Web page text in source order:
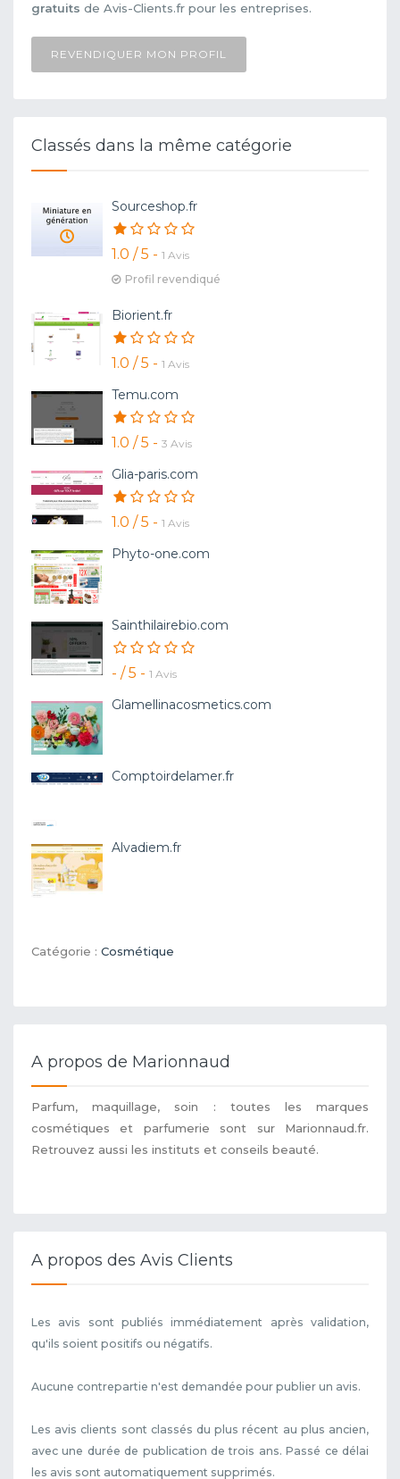
gratuits de Avis-Clients.fr pour les entreprises.
REVENDIQUER MON PROFIL
Classés dans la même catégorie
Sourceshop.fr
1.0 / 5 - 1 Avis
Profil revendiqué
Biorient.fr
1.0 / 5 - 1 Avis
Temu.com
1.0 / 5 - 3 Avis
Glia-paris.com
1.0 / 5 - 1 Avis
Phyto-one.com
Sainthilairebio.com
- / 5 - 1 Avis
Glamellinacosmetics.com
Comptoirdelamer.fr
Alvadiem.fr
Catégorie : Cosmétique
A propos de Marionnaud
Parfum, maquillage, soin : toutes les marques
cosmétiques et parfumerie sont sur Marionnaud.fr.
Retrouvez aussi les instituts et conseils beauté.
A propos des Avis Clients
Les avis sont publiés immédiatement après validation,
qu'ils soient positifs ou négatifs.
Aucune contrepartie n'est demandée pour publier un avis.
Les avis clients sont classés du plus récent au plus ancien,
avec une durée de publication de trois ans. Passé ce délai
les avis sont automatiquement supprimés.